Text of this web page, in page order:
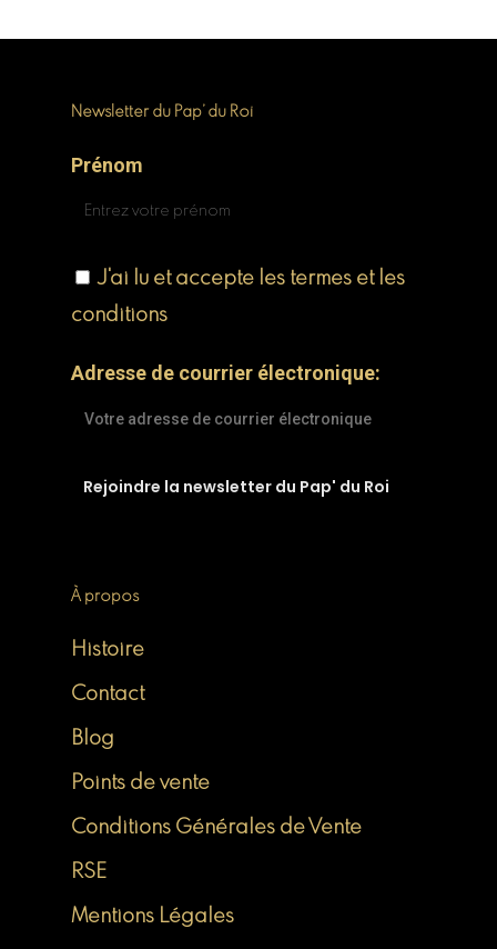
Newsletter du Pap’ du Roi
Prénom
J'ai lu et accepte les termes et les
conditions
Adresse de courrier électronique:
À propos
Histoire
Contact
Blog
Points de vente
Conditions Générales de Vente
RSE
Mentions Légales